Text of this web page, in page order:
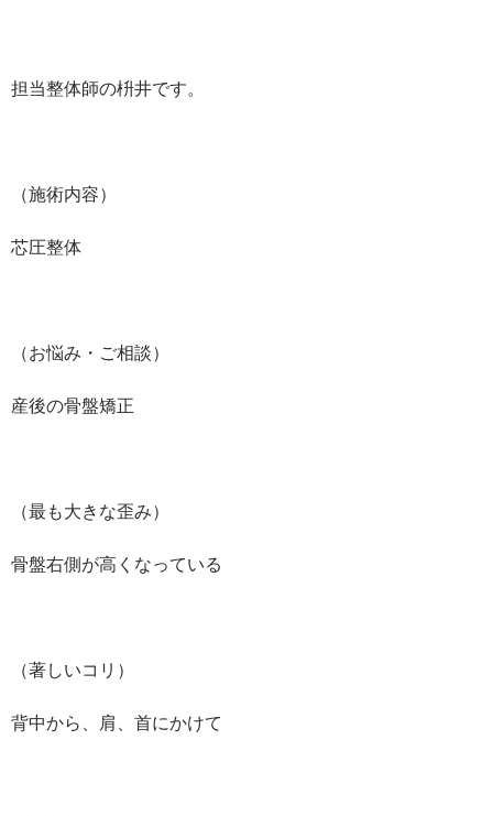
担当整体師の枡井です。
（施術内容）
芯圧整体
（お悩み・ご相談）
産後の骨盤矯正
（最も大きな歪み）
骨盤右側が高くなっている
（著しいコリ）
背中から、肩、首にかけて